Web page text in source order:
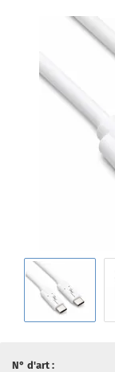
N° d'art :